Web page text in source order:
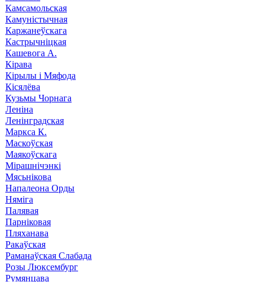
Камсамольская
Камуністычная
Каржанеўскага
Кастрычніцкая
Кашевога А.
Кірава
Кірылы і Мяфода
Кісялёва
Кузьмы Чорнага
Леніна
Ленінградская
Маркса К.
Маскоўская
Маякоўскага
Мірашнічэнкі
Мясьнікова
Напалеона Орды
Няміга
Палявая
Парніковая
Пляханава
Ракаўская
Раманаўская Слабада
Розы Люксембург
Румянцава